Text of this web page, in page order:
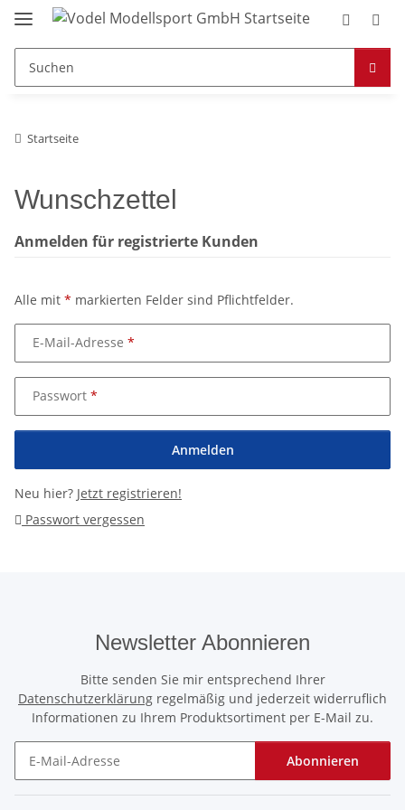
Startseite
Wunschzettel
Anmelden für registrierte Kunden
Alle mit * markierten Felder sind Pflichtfelder.
E-Mail-Adresse
Passwort
Anmelden
Neu hier? Jetzt registrieren!
Passwort vergessen
Newsletter Abonnieren
Bitte senden Sie mir entsprechend Ihrer
Datenschutzerklärung regelmäßig und jederzeit widerruflich
Informationen zu Ihrem Produktsortiment per E-Mail zu.
Abonnieren